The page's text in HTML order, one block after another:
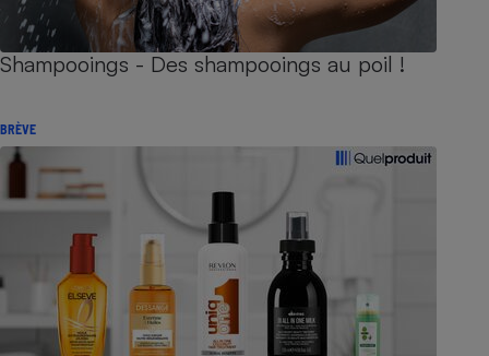
Shampooings - Des shampooings au poil !
BRÈVE